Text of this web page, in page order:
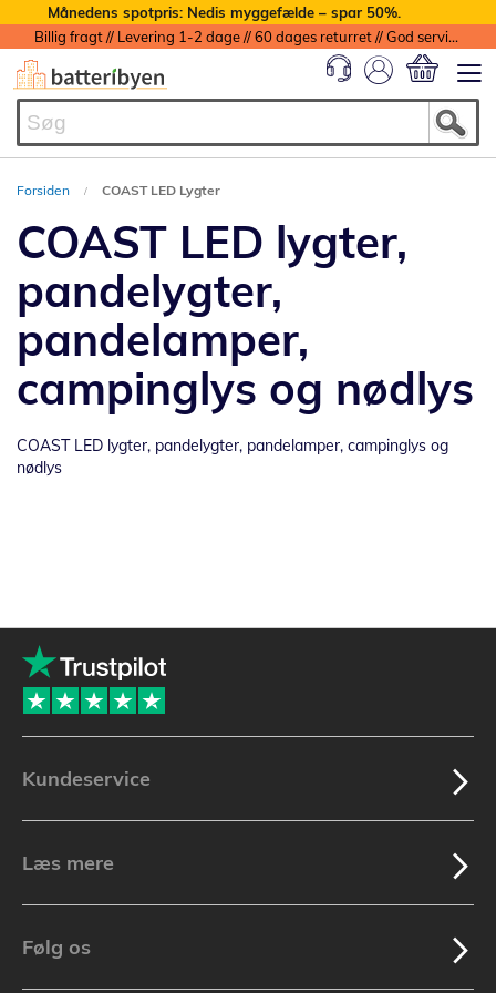
Månedens spotpris: Nedis myggefælde – spar 50%.
Billig fragt // Levering 1-2 dage // 60 dages returret // God service med garanti
Forsiden COAST LED Lygter
COAST LED lygter,
pandelygter,
pandelamper,
campinglys og nødlys
COAST LED lygter, pandelygter, pandelamper, campinglys og
nødlys
Kundeservice
Læs mere
Følg os